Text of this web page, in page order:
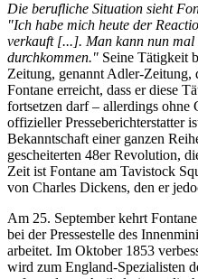
Die berufliche Situation sieht
"Ich habe mich heute der
verkauft [...]. Man kann nun mal
durchkommen." Seine Tätigkeit
Zeitung, genannt Adler-Zeitung,
Fontane erreicht, dass er diese
fortsetzen darf – allerdings
offizieller Presseberichterstatter
Bekanntschaft einer ganzen
gescheiterten 48er Revolution,
Zeit ist Fontane am Tavistock
von Charles Dickens, den er
Am 25. September kehrt
bei der Pressestelle des
arbeitet. Im Oktober 1853
wird zum England-Spezialisten